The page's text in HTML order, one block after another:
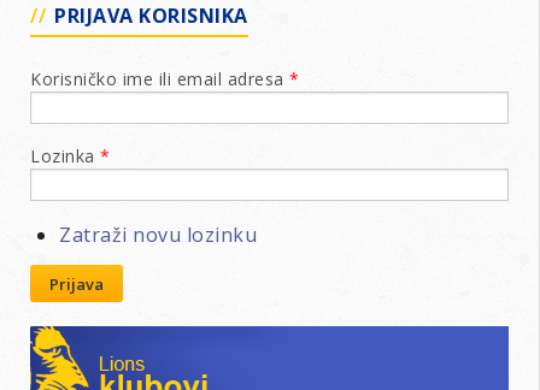
PRIJAVA KORISNIKA
Korisničko ime ili email adresa *
Lozinka *
Zatraži novu lozinku
Prijava
Lions klubovi